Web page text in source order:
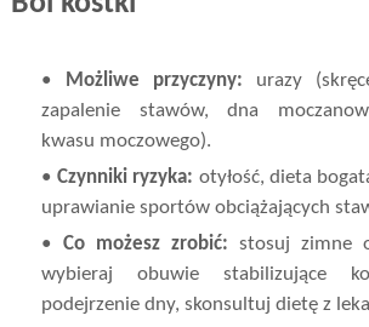
• Możliwe przyczyny: urazy
zapalenie stawów, dna
kwasu moczowego).
• Czynniki ryzyka: otyłość, dieta
uprawianie sportów obciążających
• Co możesz zrobić: stosuj zimne
wybieraj obuwie stabilizujące
podejrzenie dny, skonsultuj dietę z